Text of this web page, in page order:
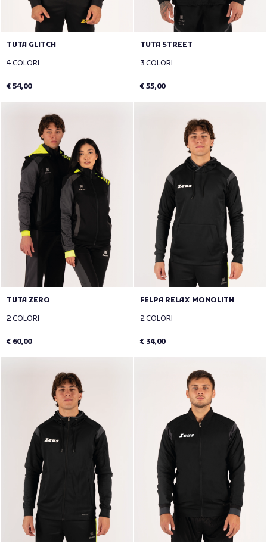
TUTA GLITCH
4 COLORI
€ 54,00
TUTA STREET
3 COLORI
€ 55,00
TUTA ZERO
2 COLORI
€ 60,00
FELPA RELAX MONOLITH
2 COLORI
€ 34,00